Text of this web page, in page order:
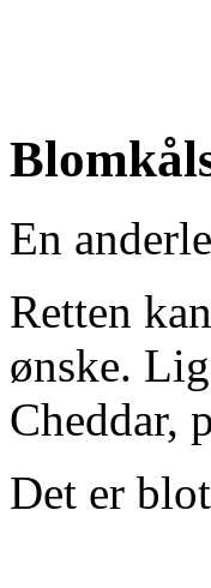
En
Retten
ønske.
Cheddar,
Det er